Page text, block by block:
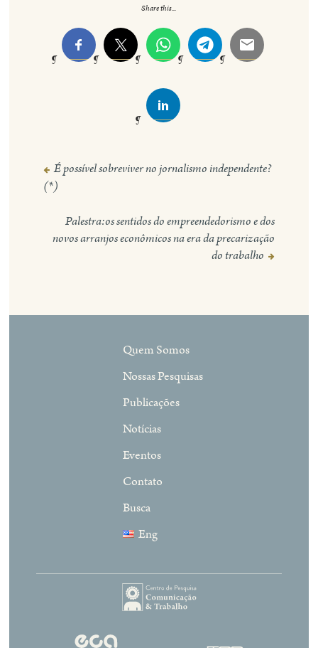
Share this...
Navegação
de
Post
É possível sobreviver no jornalismo independente?
(*)
Palestra:os sentidos do empreendedorismo e dos
novos arranjos econômicos na era da precarização
do trabalho
Quem Somos
Nossas Pesquisas
Publicações
Notícias
Eventos
Contato
Busca
Eng